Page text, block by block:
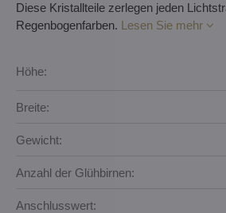
Diese Kristallteile zerlegen jeden
Regenbogenfarben. Lesen Sie mehr
Höhe:
Breite:
Gewicht:
Anzahl der Glühbirnen:
Anschlusswert: